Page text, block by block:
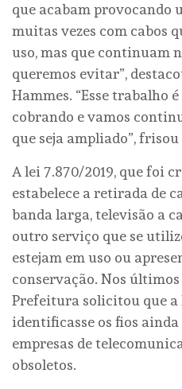
que acabam provocando
muitas vezes com cabos
uso, mas que continuam
queremos evitar”,
Hammes. “Esse trabalho
cobrando e vamos
que seja ampliado”,
A lei 7.870/2019, que foi
estabelece a retirada de
banda larga, televisão a
outro serviço que se
estejam em uso ou
conservação. Nos últimos
Prefeitura solicitou que a
identificasse os fios ainda
empresas de
obsoletos.